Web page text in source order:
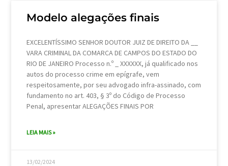
Modelo alegações finais
EXCELENTÍSSIMO SENHOR DOUTOR JUIZ DE DIREITO DA __
VARA CRIMINAL DA COMARCA DE CAMPOS DO ESTADO DO
RIO DE JANEIRO Processo n.º _ XXXXXX, já qualificado nos
autos do processo crime em epígrafe, vem
respeitosamente, por seu advogado infra-assinado, com
fundamento no art. 403, § 3º do Código de Processo
Penal, apresentar ALEGAÇÕES FINAIS POR
LEIA MAIS »
13/02/2024